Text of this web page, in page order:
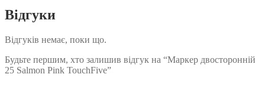
Відгуки
Відгуків немає, поки що.
Будьте першим, хто залишив відгук на “Маркер двосторонній
25 Salmon Pink TouchFive”